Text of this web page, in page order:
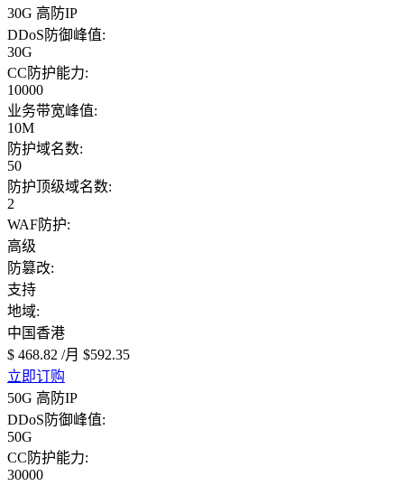
30G 高防IP
DDoS防御峰值:
30G
CC防护能力:
10000
业务带宽峰值:
10M
防护域名数:
50
防护顶级域名数:
2
WAF防护:
高级
防篡改:
支持
地域:
中国香港
$ 468.82 /月 $592.35
立即订购
50G 高防IP
DDoS防御峰值:
50G
CC防护能力:
30000